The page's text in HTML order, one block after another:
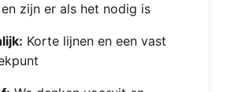
zijn er als het nodig is
Korte lijnen en een vast